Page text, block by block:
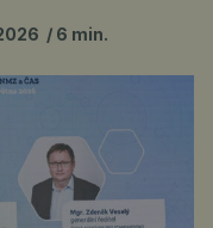
6 min.